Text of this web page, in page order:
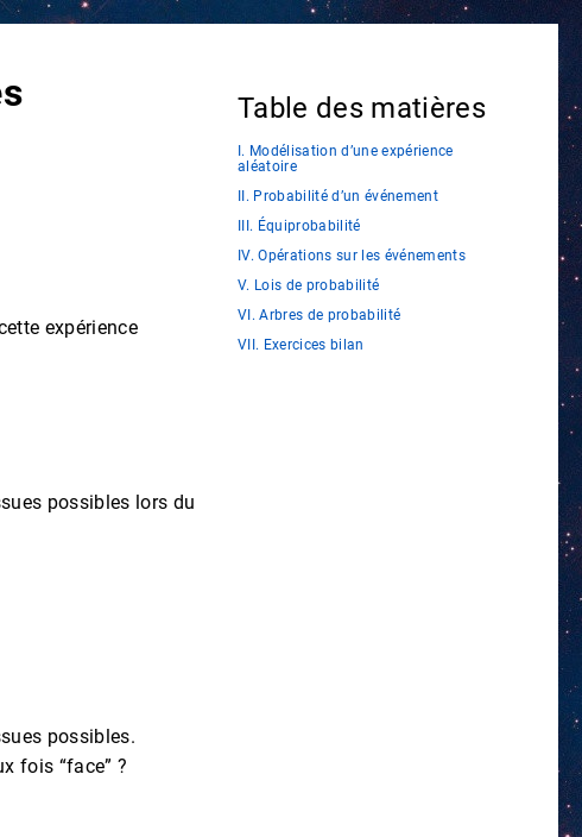
expérience
possibles lors du
possibles.
fois “face” ?
Table des matières
I. Modélisation d’une expérience
aléatoire
II. Probabilité d’un événement
III. Équiprobabilité
IV. Opérations sur les événements
V. Lois de probabilité
VI. Arbres de probabilité
VII. Exercices bilan